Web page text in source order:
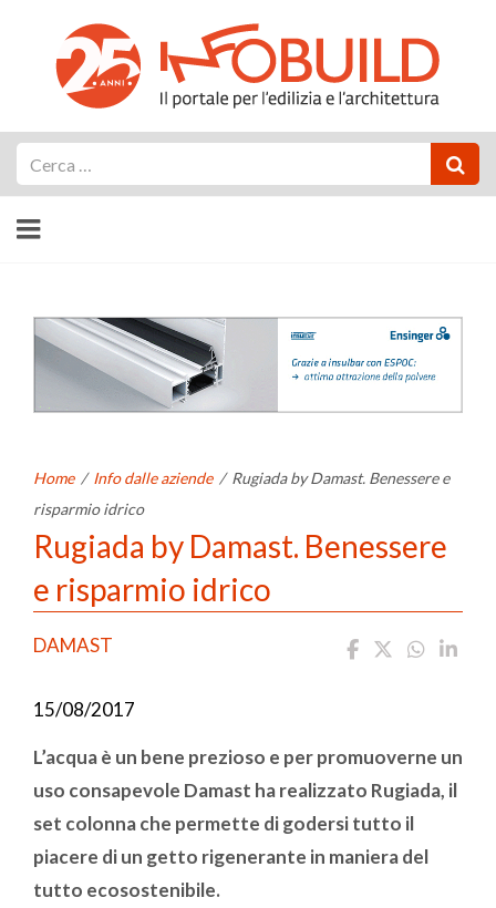
Home / Info dalle aziende / Rugiada by Damast. Benessere e
risparmio idrico
Rugiada by Damast. Benessere
e risparmio idrico
DAMAST
15/08/2017
L’acqua è un bene prezioso e per promuoverne un
uso consapevole Damast ha realizzato Rugiada, il
set colonna che permette di godersi tutto il
piacere di un getto rigenerante in maniera del
tutto ecosostenibile.